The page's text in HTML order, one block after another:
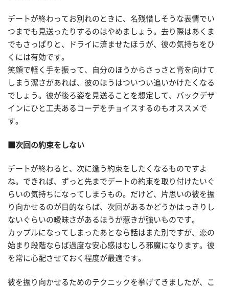
デートが終わってお別れのときに、名残惜しそうな表情でい
つまでも見送ったりするのはやめましょう。去り際はあくま
でもさっぱりと、ドライに済ませたほうが、彼の気持ちをひ
くには有効です。
笑顔で軽く手を振って、自分のほうからさっさと背を向けて
しまう潔さがあれば、彼のほうはついつい追いかけたくなる
でしょう。彼が後ろ姿を見送ることを想定して、バックデザ
インにひと工夫あるコーデをチョイスするのもオススメで
す。
■次回の約束をしない
デートが終わると、次に逢う約束をしたくなるものですよ
ね。できれば、ずっと先までデートの約束を取り付けたいぐ
らいの気持ちになってしまうもの。だけど、片思いの彼を振
り向かせるのが目的ならば、次回があるかどうかはっきりし
ないぐらいの曖昧さがあるほうが惹きが強いものです。
カップルになってしまったあとなら話はまた別ですが、恋の
始まり段階ならば過度な安心感はむしろ邪魔になります。彼
を常に心配させておく程度が最適です。
彼を振り向かせるためのテクニックを挙げてきましたが、こ